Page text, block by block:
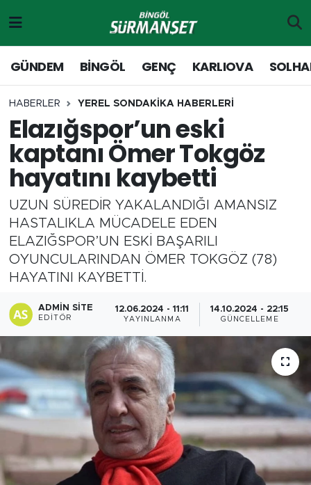
GÜNDEM BİNGÖL GENÇ KARLIOVA
HABERLER YEREL SONDAKİKA HABERLERİ
Elazığspor’un eski
kaptanı Ömer Tokgöz
hayatını kaybetti
UZUN SÜREDİR YAKALANDIĞI AMANSIZ
HASTALIKLA MÜCADELE EDEN
ELAZIĞSPOR’UN ESKİ BAŞARILI
OYUNCULARINDAN ÖMER TOKGÖZ (78)
HAYATINI KAYBETTİ.
ADMIN SITE
EDITÖR
12.06.2024 - 11:11
YAYINLANMA
14.10.2024 - 22:15
GÜNCELLEME
Genç
Solhan
Karlıova
Adaklı-Kiğı
Yayladere-Yedisu
MD Prestij Dergisi
Siyaset
Spor
Yaşam
Ekonomi
Merkez Hava Durumu
Merkez Trafik Yoğunluk Haritası
Süper Lig Puan Durumu ve Fikstür
Tüm Manşetler
Son Dakika Haberleri
Haber Arşivi